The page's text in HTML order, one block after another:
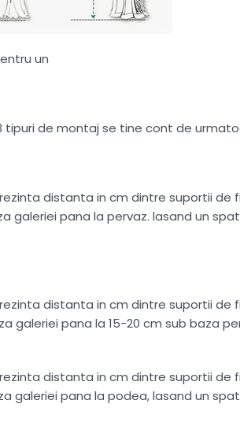
un
tipuri de montaj se tine cont de
distanta in cm dintre suportii de
galeriei pana la pervaz. lasand un
distanta in cm dintre suportii de
galeriei pana la 15-20 cm sub baza
distanta in cm dintre suportii de
galeriei pana la podea, lasand un